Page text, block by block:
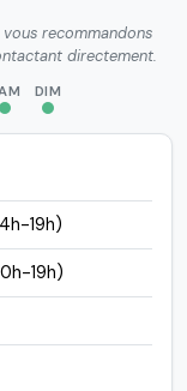
recommandons
directement.
DIM
19h)
19h)